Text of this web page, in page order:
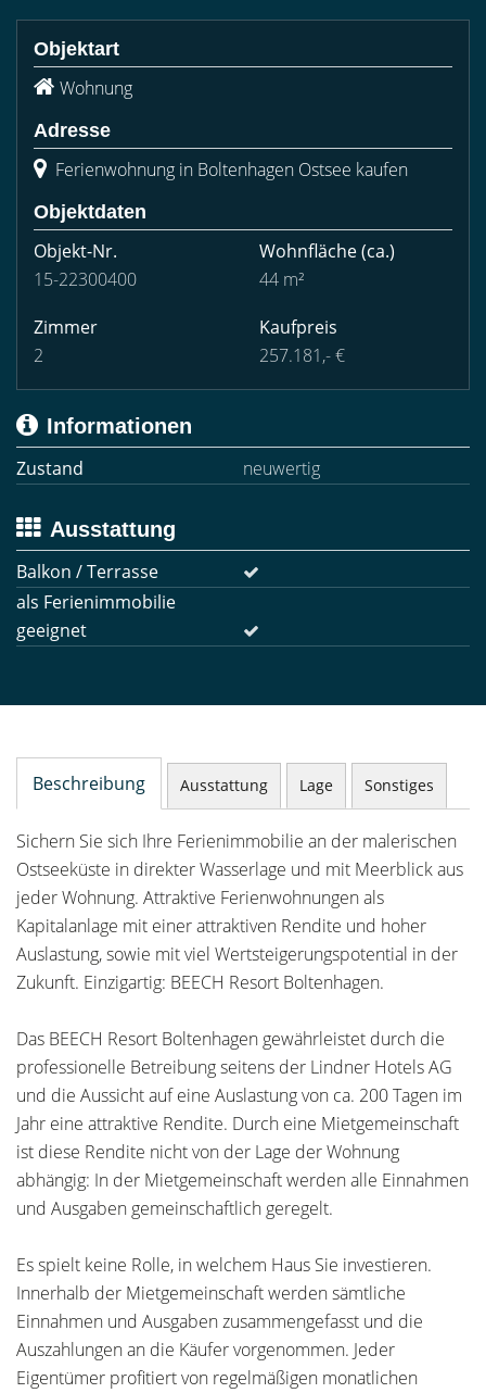
Objektart
Wohnung
Adresse
Ferienwohnung in Boltenhagen Ostsee kaufen
Objektdaten
Objekt-Nr.
15-22300400
Wohnfläche(ca.)
44 m²
Zimmer
2
Kaufpreis
257.181,- €
Informationen
Zustand
neuwertig
Ausstattung
Balkon / Terrasse
als Ferienimmobilie
geeignet
Beschreibung Ausstattung Lage Sonstiges
Sichern Sie sich Ihre Ferienimmobilie an der malerischen
Ostseeküste in direkter Wasserlage und mit Meerblick aus
jeder Wohnung. Attraktive Ferienwohnungen als
Kapitalanlage mit einer attraktiven Rendite und hoher
Auslastung, sowie mit viel Wertsteigerungspotential in der
Zukunft. Einzigartig: BEECH Resort Boltenhagen.
Das BEECH Resort Boltenhagen gewährleistet durch die
professionelle Betreibung seitens der Lindner Hotels AG
und die Aussicht auf eine Auslastung von ca. 200 Tagen im
Jahr eine attraktive Rendite. Durch eine Mietgemeinschaft
ist diese Rendite nicht von der Lage der Wohnung
abhängig: In der Mietgemeinschaft werden alle Einnahmen
und Ausgaben gemeinschaftlich geregelt.
Es spielt keine Rolle, in welchem Haus Sie investieren.
Innerhalb der Mietgemeinschaft werden sämtliche
Einnahmen und Ausgaben zusammengefasst und die
Auszahlungen an die Käufer vorgenommen. Jeder
Eigentümer profitiert von regelmäßigen monatlichen